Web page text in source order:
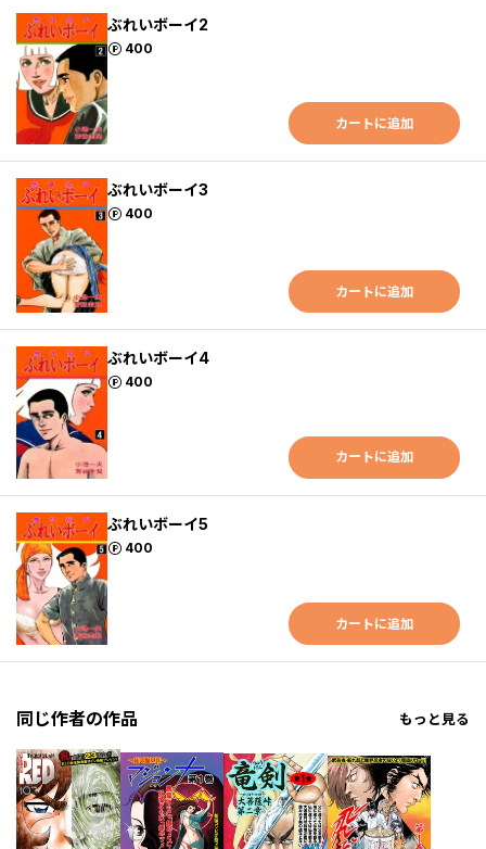
ぶれいボーイ2
400
ポイント
カートに追加
ぶれいボーイ3
400
ポイント
カートに追加
ぶれいボーイ4
400
ポイント
カートに追加
ぶれいボーイ5
400
ポイント
カートに追加
同じ作者の作品 もっと見る